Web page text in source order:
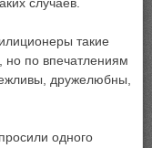
такие
но по впечатлениям
дружелюбны,
одного